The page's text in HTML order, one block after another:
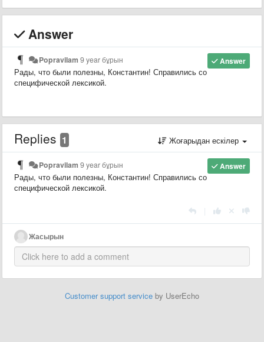
Answer
Answer
Popravilam 9 year бұрын
Рады, что были полезны, Константин! Справились со
специфической лексикой.
Replies 1 Жоғарыдан ескілер
Answer
Popravilam 9 year бұрын
Рады, что были полезны, Константин! Справились со
специфической лексикой.
Жасырын
Customer support service by UserEcho